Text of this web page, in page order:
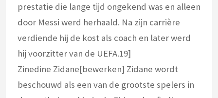
prestatie die lange tijd ongekend was en alleen
door Messi werd herhaald. Na zijn carrière
verdiende hij de kost als coach en later werd
hij voorzitter van de UEFA.19]
Zinedine Zidane[bewerken] Zidane wordt
beschouwd als een van de grootste spelers in